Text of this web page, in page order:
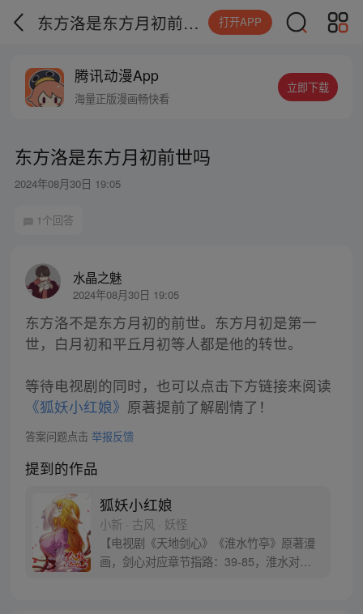
东方洛是东方月初前世吗 打开APP
腾讯动漫App
海量正版漫画畅快看
立即下载
东方洛是东方月初前世吗
2024年08月30日 19:05
1个回答
水晶之魅
2024年08月30日 19:05
东方洛不是东方月初的前世。东方月初是第一
世，白月初和平丘月初等人都是他的转世。
等待电视剧的同时，也可以点击下方链接来阅读
《狐妖小红娘》 原著提前了解剧情了！
答案问题点击 举报反馈
提到的作品
狐妖小红娘
小新 · 古风 · 妖怪
【电视剧《天地剑心》《淮水竹亭》原著漫
画，剑心对应章节指路：39-85，淮水对应